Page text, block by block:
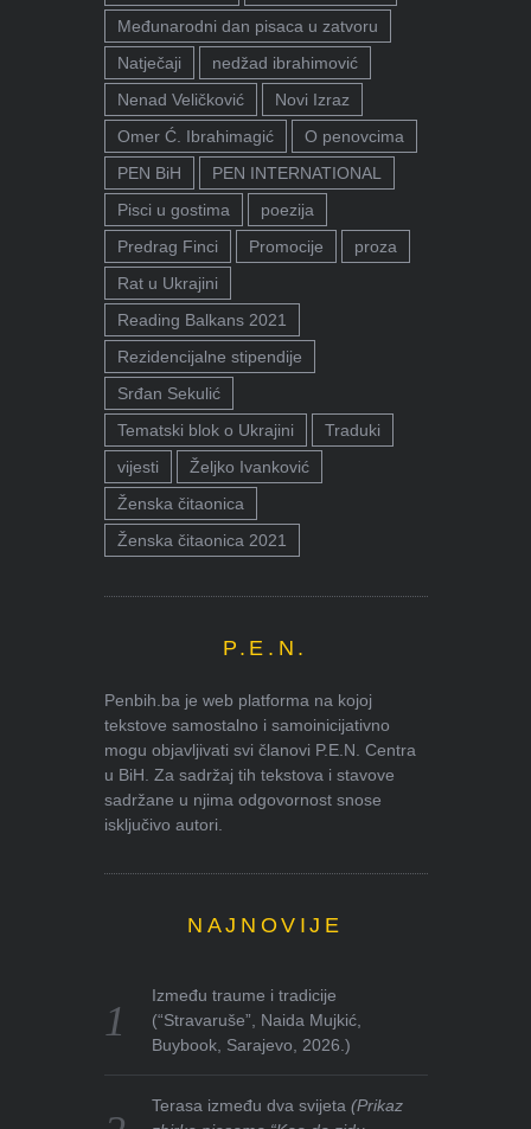
Međunarodni dan pisaca u zatvoru
Natječaji
nedžad ibrahimović
Nenad Veličković
Novi Izraz
Omer Ć. Ibrahimagić
O penovcima
PEN BiH
PEN INTERNATIONAL
Pisci u gostima
poezija
Predrag Finci
Promocije
proza
Rat u Ukrajini
Reading Balkans 2021
Rezidencijalne stipendije
Srđan Sekulić
Tematski blok o Ukrajini
Traduki
vijesti
Željko Ivanković
Ženska čitaonica
Ženska čitaonica 2021
P.E.N.
Penbih.ba je web platforma na kojoj
tekstove samostalno i samoinicijativno
mogu objavljivati svi članovi P.E.N. Centra
u BiH. Za sadržaj tih tekstova i stavove
sadržane u njima odgovornost snose
isključivo autori.
NAJNOVIJE
Između traume i tradicije
(“Stravaruše”, Naida Mujkić,
Buybook, Sarajevo, 2026.)
Terasa između dva svijeta(Prikaz